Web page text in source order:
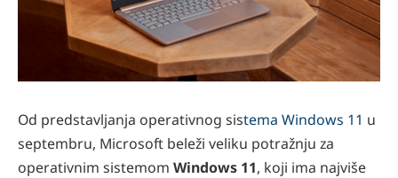
Od predstavljanja operativnog sistema Windows 11 u
septembru, Microsoft beleži veliku potražnju za
operativnim sistemom Windows 11, koji ima najviše